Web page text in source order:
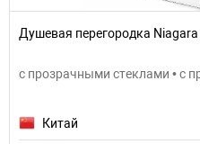
Душевая перегородка
с прозрачными стеклами • с
Китай